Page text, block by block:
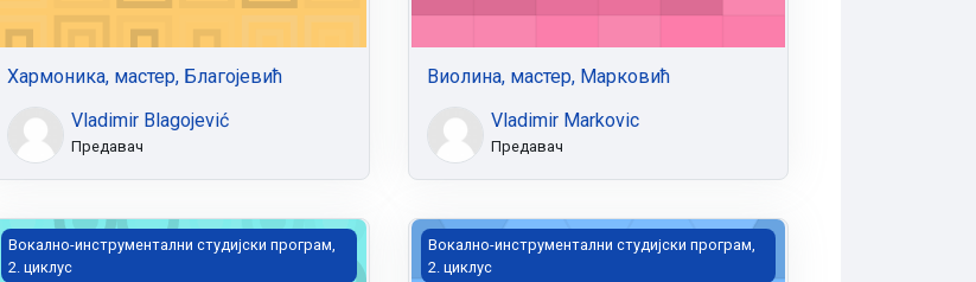
Хармоника, мастер, Благојевић
Vladimir Blagojević
Предавач
Виолина, мастер, Марковић
Vladimir Markovic
Предавач
Виола, мастер, Марковић
Вокално-инструментални студијски програм,
2. циклус
Виола, мастер, Богосављевић
Вокално-инструментални студијски програм,
2. циклус